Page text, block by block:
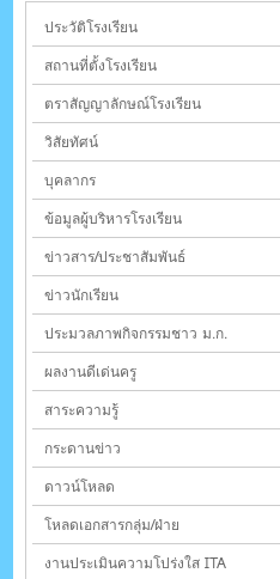
ประวัติโรงเรียน
สถานที่ตั้งโรงเรียน
ตราสัญญาลักษณ์โรงเรียน
วิสัยทัศน์
บุคลากร
ข้อมูลผู้บริหารโรงเรียน
ข่าวสาร/ประชาสัมพันธ์
ข่าวนักเรียน
ประมวลภาพกิจกรรมชาว ม.ก.
ผลงานดีเด่นครู
สาระความรู้
กระดานข่าว
ดาวน์โหลด
โหลดเอกสารกลุ่ม/ฝ่าย
งานประเมินความโปร่งใส ITA